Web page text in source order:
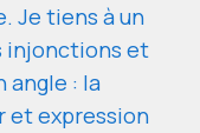
Je tiens à un
injonctions et
angle : la
et expression